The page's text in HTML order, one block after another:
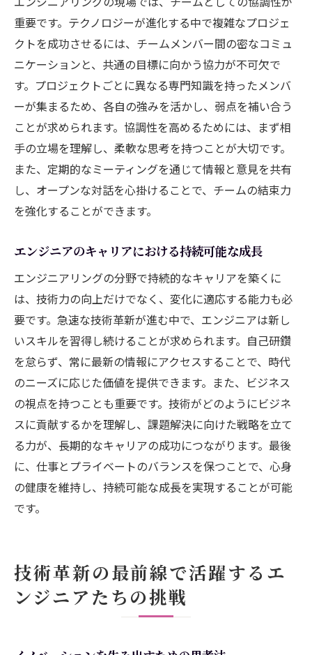
エンジニアリングを通じた社会変革
デジタル革新の担い手としての役割
重要です。テクノロジーが進化する中で複雑なプロジェ
クトを成功させるには、チームメンバー間の密なコミュ
ニケーションと、共通の目標に向かう協力が不可欠で
す。プロジェクトごとに異なる専門知識を持ったメンバ
ーが集まるため、各自の強みを活かし、弱点を補い合う
ことが求められます。協調性を高めるためには、まず相
手の立場を理解し、柔軟な思考を持つことが大切です。
また、定期的なミーティングを通じて情報と意見を共有
し、オープンな対話を心掛けることで、チームの結束力
を強化することができます。
エンジニアのキャリアにおける持続可能な成長
エンジニアリングの分野で持続的なキャリアを築くに
は、技術力の向上だけでなく、変化に適応する能力も必
要です。急速な技術革新が進む中で、エンジニアは新し
いスキルを習得し続けることが求められます。自己研鑽
を怠らず、常に最新の情報にアクセスすることで、時代
のニーズに応じた価値を提供できます。また、ビジネス
の視点を持つことも重要です。技術がどのようにビジネ
スに貢献するかを理解し、課題解決に向けた戦略を立て
る力が、長期的なキャリアの成功につながります。最後
に、仕事とプライベートのバランスを保つことで、心身
の健康を維持し、持続可能な成長を実現することが可能
です。
技術革新の最前線で活躍するエ
ンジニアたちの挑戦